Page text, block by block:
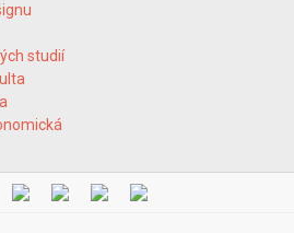
studií